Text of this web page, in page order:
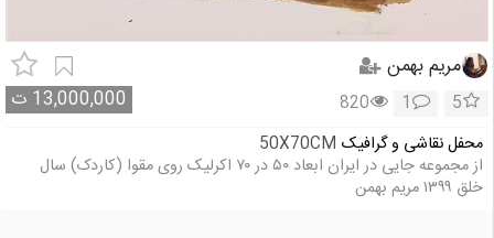
مریم بهمن
13,000,000 ت 5
1
820
محفل نقاشی و گرافیک 50X70CM
از مجموعه جایی در ایران ابعاد ۵۰ در ۷۰ اکرلیک روی مقوا (کاردک) سال
خلق ۱۳۹۹ مریم بهمن